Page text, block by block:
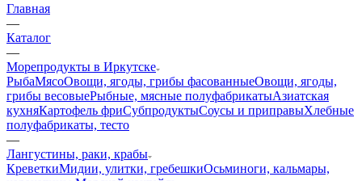
Главная
—
Каталог
—
Морепродукты в Иркутске
РыбаМясоОвощи, ягоды, грибы фасованныеОвощи, ягоды,
грибы весовыеРыбные, мясные полуфабрикатыАзиатская
кухняКартофель фриСубпродуктыСоусы и приправыХлебные
полуфабрикаты, тесто
—
Лангустины, раки, крабы
КреветкиМидии, улитки, гребешкиОсьминоги, кальмары,